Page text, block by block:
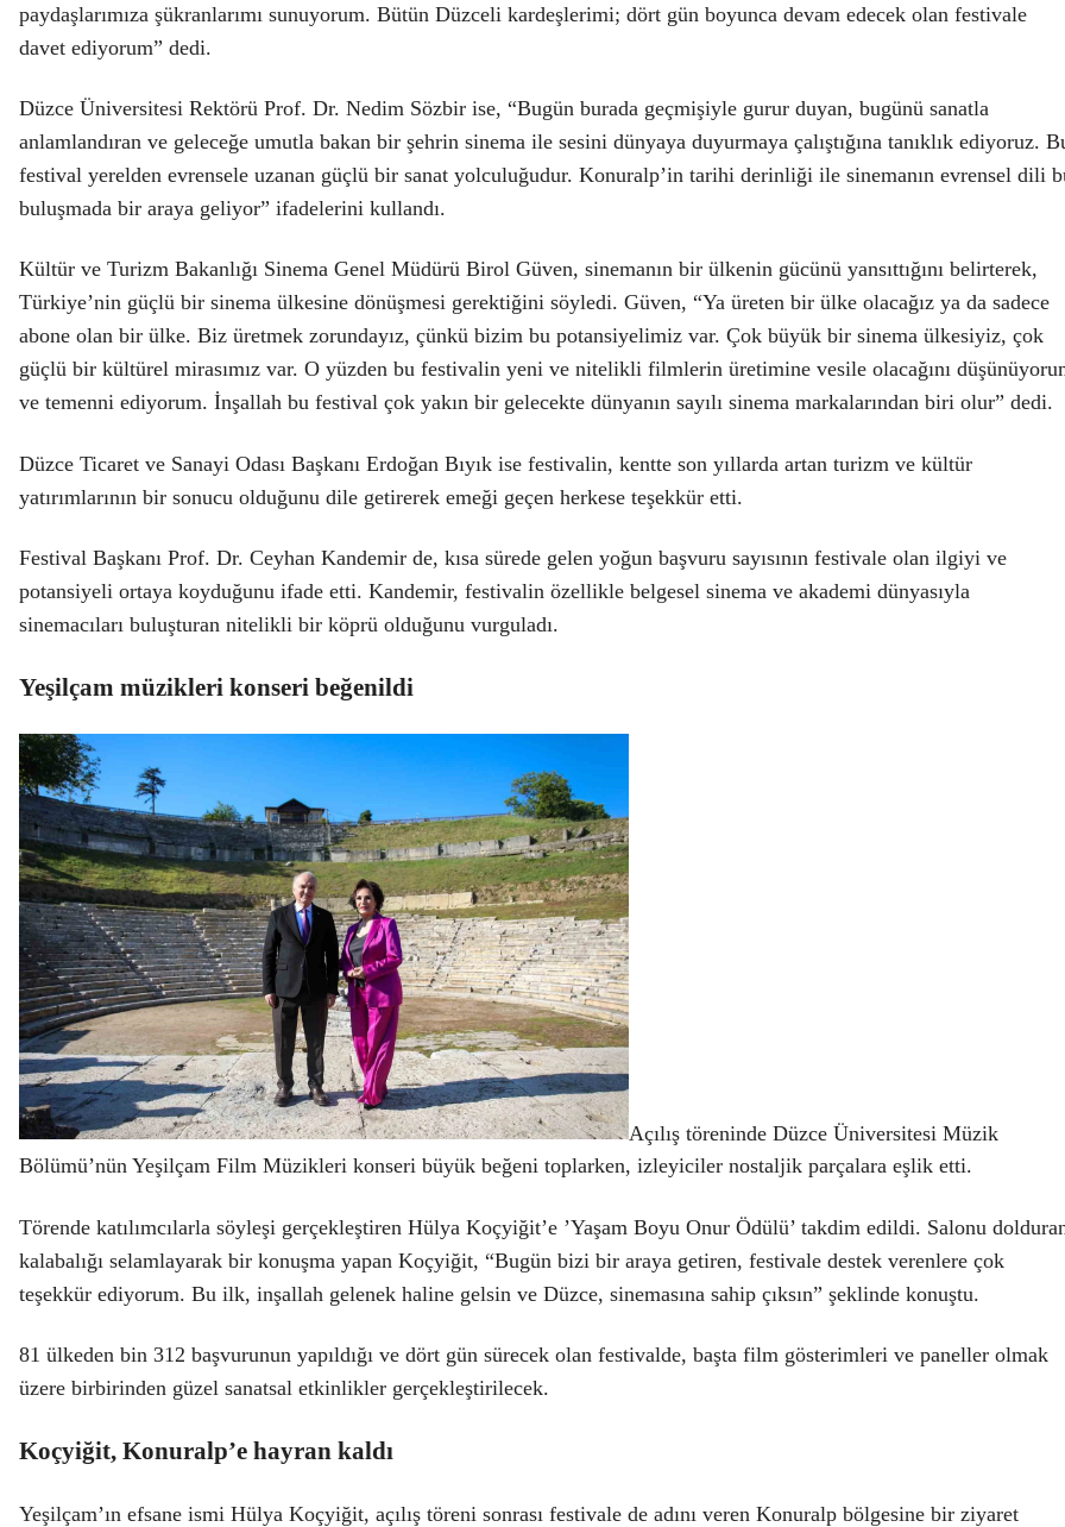
paydaşlarımıza şükranlarımı sunuyorum. Bütün Düzceli kardeşlerimi; dört gün boyunca devam edecek olan festivale
davet ediyorum” dedi.
Düzce Üniversitesi Rektörü Prof. Dr. Nedim Sözbir ise, “Bugün burada geçmişiyle gurur duyan, bugünü sanatla
anlamlandıran ve geleceğe umutla bakan bir şehrin sinema ile sesini dünyaya duyurmaya çalıştığına tanıklık ediyoruz.
festival yerelden evrensele uzanan güçlü bir sanat yolculuğudur. Konuralp’in tarihi derinliği ile sinemanın evrensel dili
buluşmada bir araya geliyor” ifadelerini kullandı.
Kültür ve Turizm Bakanlığı Sinema Genel Müdürü Birol Güven, sinemanın bir ülkenin gücünü yansıttığını belirterek,
Türkiye’nin güçlü bir sinema ülkesine dönüşmesi gerektiğini söyledi. Güven, “Ya üreten bir ülke olacağız ya da sadece
abone olan bir ülke. Biz üretmek zorundayız, çünkü bizim bu potansiyelimiz var. Çok büyük bir sinema ülkesiyiz, çok
güçlü bir kültürel mirasımız var. O yüzden bu festivalin yeni ve nitelikli filmlerin üretimine vesile olacağını
ve temenni ediyorum. İnşallah bu festival çok yakın bir gelecekte dünyanın sayılı sinema markalarından biri olur” dedi.
Düzce Ticaret ve Sanayi Odası Başkanı Erdoğan Bıyık ise festivalin, kentte son yıllarda artan turizm ve kültür
yatırımlarının bir sonucu olduğunu dile getirerek emeği geçen herkese teşekkür etti.
Festival Başkanı Prof. Dr. Ceyhan Kandemir de, kısa sürede gelen yoğun başvuru sayısının festivale olan ilgiyi ve
potansiyeli ortaya koyduğunu ifade etti. Kandemir, festivalin özellikle belgesel sinema ve akademi dünyasıyla
sinemacıları buluşturan nitelikli bir köprü olduğunu vurguladı.
Yeşilçam müzikleri konseri beğenildi
Açılış töreninde Düzce Üniversitesi Müzik
Bölümü’nün Yeşilçam Film Müzikleri konseri büyük beğeni toplarken, izleyiciler nostaljik parçalara eşlik etti.
Törende katılımcılarla söyleşi gerçekleştiren Hülya Koçyiğit’e ’Yaşam Boyu Onur Ödülü’ takdim edildi. Salonu
kalabalığı selamlayarak bir konuşma yapan Koçyiğit, “Bugün bizi bir araya getiren, festivale destek verenlere çok
teşekkür ediyorum. Bu ilk, inşallah gelenek haline gelsin ve Düzce, sinemasına sahip çıksın” şeklinde konuştu.
81 ülkeden bin 312 başvurunun yapıldığı ve dört gün sürecek olan festivalde, başta film gösterimleri ve paneller olmak
üzere birbirinden güzel sanatsal etkinlikler gerçekleştirilecek.
Koçyiğit, Konuralp’e hayran kaldı
Yeşilçam’ın efsane ismi Hülya Koçyiğit, açılış töreni sonrası festivale de adını veren Konuralp bölgesine bir ziyaret